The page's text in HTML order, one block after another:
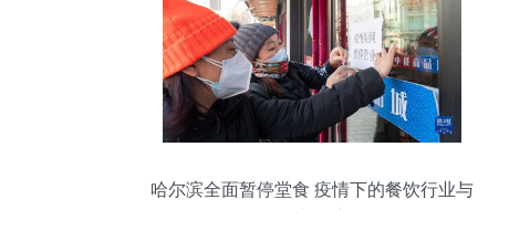
哈尔滨全面暂停堂食 疫情下的餐饮行业与